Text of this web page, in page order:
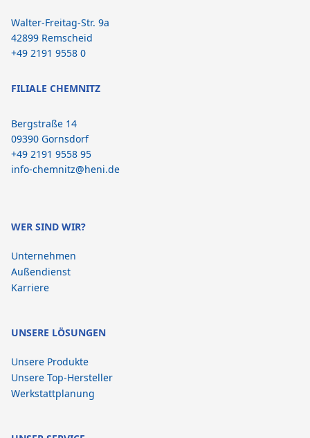
Walter-Freitag-Str. 9a
42899 Remscheid
+49 2191 9558 0
FILIALE CHEMNITZ
Bergstraße 14
09390 Gornsdorf
+49 2191 9558 95
info-chemnitz@heni.de
WER SIND WIR?
Unternehmen
Außendienst
Karriere
UNSERE LÖSUNGEN
Unsere Produkte
Unsere Top-Hersteller
Werkstattplanung